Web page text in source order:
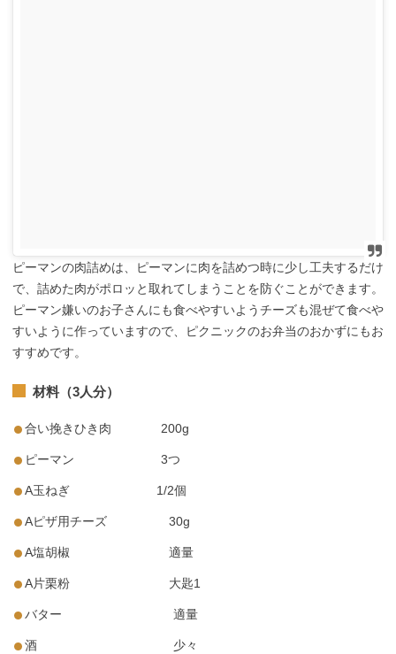
ピーマンの肉詰めは、ピーマンに肉を詰めつ時に少し工夫するだけ
で、詰めた肉がポロッと取れてしまうことを防ぐことができます。
ピーマン嫌いのお子さんにも食べやすいようチーズも混ぜて食べや
すいように作っていますので、ピクニックのお弁当のおかずにもお
すすめです。
材料（3人分）
合い挽きひき肉 200g
ピーマン 3つ
A玉ねぎ 1/2個
Aピザ用チーズ 30g
A塩胡椒 適量
A片栗粉 大匙1
バター 適量
酒 少々